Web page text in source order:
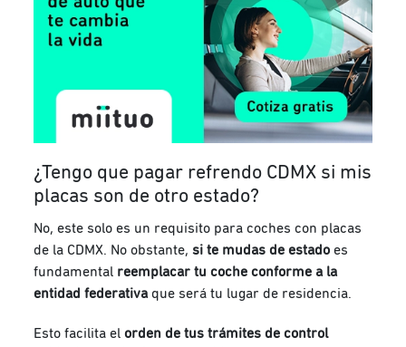
¿Tengo que pagar refrendo CDMX si mis
placas son de otro estado?
No, este solo es un requisito para coches con placas
de la CDMX. No obstante,si te mudas de estado es
fundamental reemplacar tu coche conforme a la
entidad federativa que será tu lugar de residencia.
Esto facilita elorden de tus trámites de control